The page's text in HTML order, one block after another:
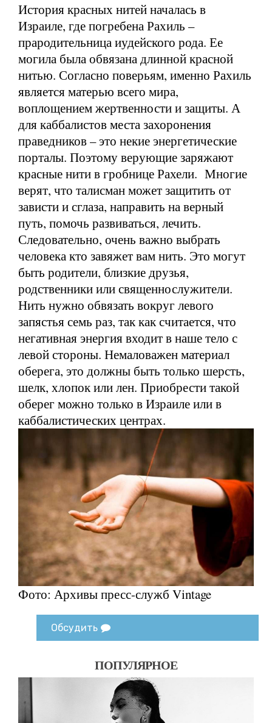
История красных нитей началась в
Израиле, где погребена Рахиль –
прародительница иудейского рода. Ее
могила была обвязана длинной красной
нитью. Согласно поверьям, именно Рахиль
является матерью всего мира,
воплощением жертвенности и защиты. А
для каббалистов места захоронения
праведников – это некие энергетические
порталы. Поэтому верующие заряжают
красные нити в гробнице Рахели. Многие
верят, что талисман может защитить от
зависти и сглаза, направить на верный
путь, помочь развиваться, лечить.
Следовательно, очень важно выбрать
человека кто завяжет вам нить. Это могут
быть родители, близкие друзья,
родственники или священнослужители.
Нить нужно обвязать вокруг левого
запястья семь раз, так как считается, что
негативная энергия входит в наше тело с
левой стороны. Немаловажен материал
оберега, это должны быть только шерсть,
шелк, хлопок или лен. Приобрести такой
оберег можно только в Израиле или в
каббалистических центрах.
Фото: Архивы пресс-служб Vintage
Обсудить
ПОПУЛЯРНОЕ